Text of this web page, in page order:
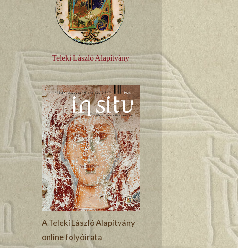
Teleki László Alapítvány
A Teleki László Alapítvány
online folyóirata